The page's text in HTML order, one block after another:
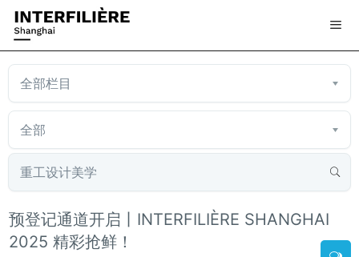
预登记通道开启丨INTERFILIÈRE SHANGHAI
2025 精彩抢鲜！